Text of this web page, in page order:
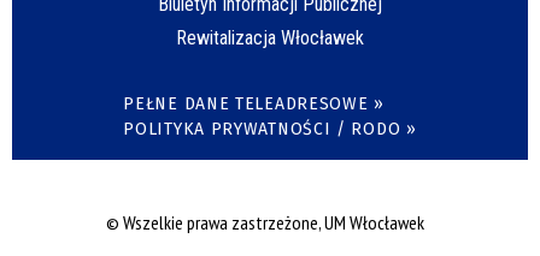
Rewitalizacja Włocławek
PEŁNE DANE TELEADRESOWE »
POLITYKA PRYWATNOŚCI / RODO »
© Wszelkie prawa zastrzeżone, UM Włocławek